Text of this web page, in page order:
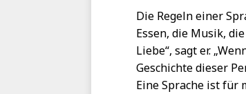
Die Regeln einer
Essen, die Musik,
Liebe“, sagt er.
Geschichte dieser
Eine Sprache ist für